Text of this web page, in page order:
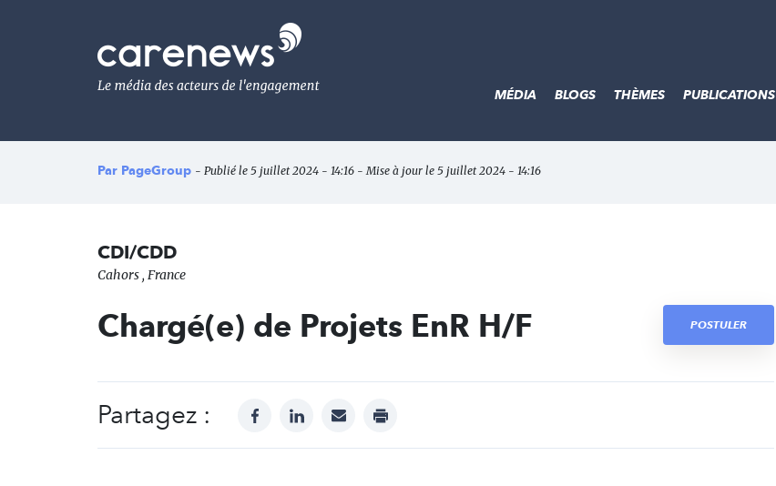
Le
média
de
l'engagement
MÉDIA BLOGS THÈMES PUBLICATIONS
Par PageGroup - Publié le 5 juillet 2024 - 14:16 - Mise à jour le 5 juillet 2024 - 14:16
CDI/CDD
Cahors , France
Chargé(e) de Projets EnR H/F POSTULER
Partagez : facebooklinkedinmail print